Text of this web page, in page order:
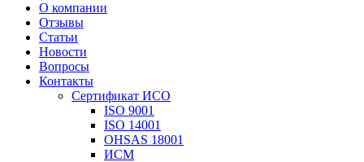
О компании
Отзывы
Статьи
Новости
Вопросы
Контакты
Сертификат ИСО
ISO 9001
ISO 14001
OHSAS 18001
ИСМ